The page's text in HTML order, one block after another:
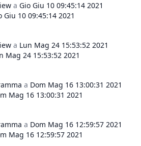
a Gio Giu 10 09:45:14 2021
Giu 10 09:45:14 2021
a Lun Mag 24 15:53:52 2021
Mag 24 15:53:52 2021
a Dom Mag 16 13:00:31 2021
Mag 16 13:00:31 2021
a Dom Mag 16 12:59:57 2021
Mag 16 12:59:57 2021